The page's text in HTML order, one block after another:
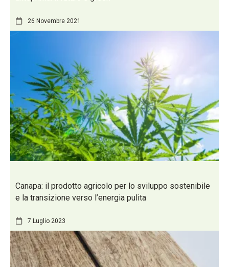
26 Novembre 2021
Canapa: il prodotto agricolo per lo sviluppo sostenibile
e la transizione verso l’energia pulita
7 Luglio 2023